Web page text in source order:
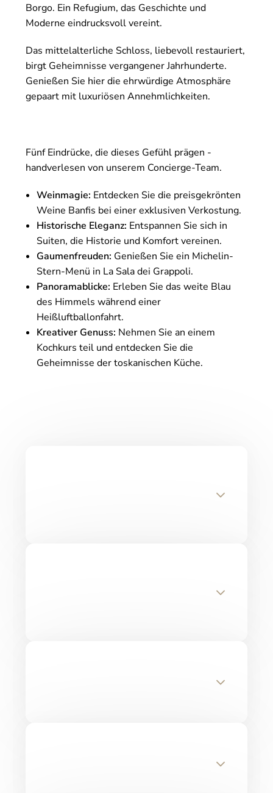
Borgo. Ein Refugium, das Geschichte und
Moderne eindrucksvoll vereint.
Das mittelalterliche Schloss, liebevoll restauriert,
birgt Geheimnisse vergangener Jahrhunderte.
Genießen Sie hier die ehrwürdige Atmosphäre
gepaart mit luxuriösen Annehmlichkeiten.
Fünf Eindrücke, die dieses Gefühl prägen -
handverlesen von unserem Concierge-Team.
Weinmagie: Entdecken Sie die preisgekrönten
Weine Banfis bei einer exklusiven Verkostung.
Historische Eleganz: Entspannen Sie sich in
Suiten, die Historie und Komfort vereinen.
Gaumenfreuden: Genießen Sie ein Michelin-
Stern-Menü in La Sala dei Grappoli.
Panoramablicke: Erleben Sie das weite Blau
des Himmels während einer
Heißluftballonfahrt.
Kreativer Genuss: Nehmen Sie an einem
Kochkurs teil und entdecken Sie die
Geheimnisse der toskanischen Küche.